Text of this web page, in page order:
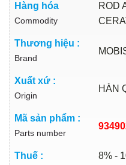
Hàng hóa
Commodity
ROD
Thương hiệu :
Brand
Xuất xứ :
Origin
HÀN
Mã sản phẩm :
Parts number
Thuế :
8% -